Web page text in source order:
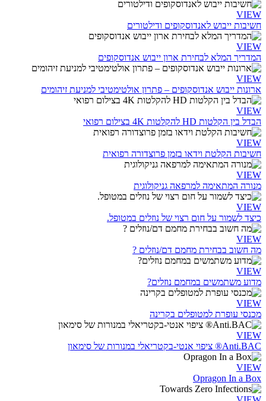
VIEW
חשיבות ייבוש לאנדוסקופים ודילטורים
VIEW
המדריך המלא לבחירת ארון ייבוש אנדוסקופים
VIEW
ארונות ייבוש אנדוסקופים – פתרון אולטימטיבי למניעת זיהומים
VIEW
הבדל בין הקלטות HD להקלטות 4K בצילום רפואי
VIEW
חשיבות הקלטת וידאו בזמן פרוצדורה רפואית
VIEW
מנורה המתאימה למרפאה גניקולוגית
VIEW
כיצד לשמור על חום רצוי של נוזלים במטופל.
VIEW
מה חשוב בבחירת מחמם דם/נוזלים ?
VIEW
מדוע משתמשים במחמם נוזלים?
VIEW
מכנסי עופרת למטופלים בקרינה
VIEW
Anti.BAC® ציפוי אנטי-בקטריאלי במנורות של סימאון
VIEW
Opragon In a Box